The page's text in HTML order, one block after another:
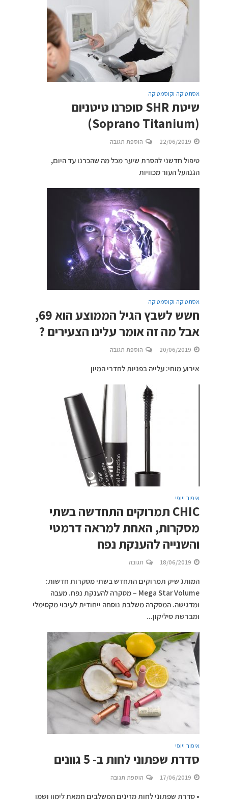
אסתטיקה וקוסמטיקה
שיטת SHR סופרנו טיטניום
(Soprano Titanium)
22/06/2019 הוספת תגובה
טיפול חדשני להסרת שיער מכל מה שהכרנו עד היום,
הגנהעל העור מכוויות
אסתטיקה וקוסמטיקה
חשש לשבץ הגיל הממוצע הוא 69,
אבל מה זה אומר עלינו הצעירים ?
20/06/2019 הוספת תגובה
אירוע מוחי: עלייה בפניות לחדרי המיון
איפור ויופי
CHIC תמרוקים התחדשה בשתי
מסקרות, האחת למראה דרמטי
והשנייה להענקת נפח
18/06/2019 תגובה
המותג שיק תמרוקים התחדש בשתי מסקרות חדשות:
Mega Star Volume – מסקרה להענקת נפח. מעבה
ומדגישה. המסקרה משלבת נוסחה ייחודית לעיבוי מקסימלי
ומברשת סיליקון...
איפור ויופי
סדרת שפתוני לחות ב- 5 גוונים
17/06/2019 הוספת תגובה
• סדרת שפתוני לחות מזינים המשלבים חמאת לימון ושמן